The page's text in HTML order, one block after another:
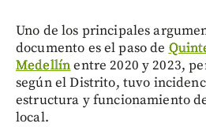
Uno de los principales
documento es el paso de
Medellínentre 2020 y 2023,
según el Distrito, tuvo
estructura y funcionamiento
local.